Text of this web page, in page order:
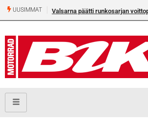
UUSIMMAT Valsarna päätti runkosarjan